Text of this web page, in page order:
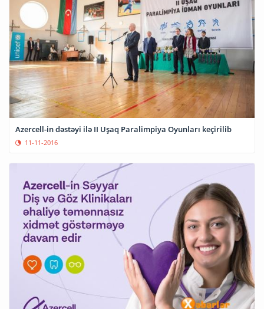
Azercell-in dəstəyi ilə II Uşaq Paralimpiya Oyunları keçirilib
11-11-2016